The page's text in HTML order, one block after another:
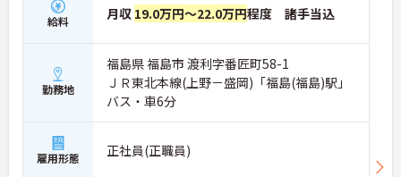
給料 月収 19.0万円～22.0万円程度 諸手当込
勤務地
福島県 福島市 渡利字番匠町58-1
ＪＲ東北本線(上野－盛岡)「福島(福島)駅」
バス・車6分
雇用形態 正社員(正職員)